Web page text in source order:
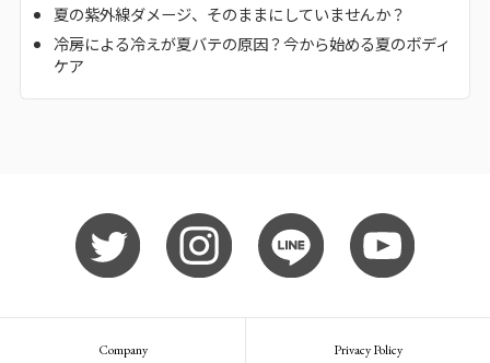
夏の紫外線ダメージ、そのままにしていませんか？
冷房による冷えが夏バテの原因？今から始める夏のボディ
ケア
Company Privacy Policy